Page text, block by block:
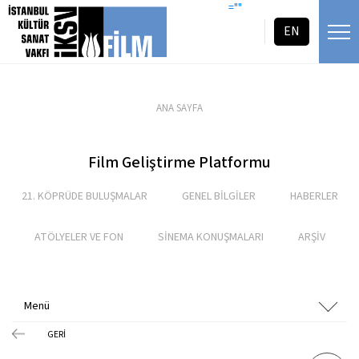
icerigi atla =""
EN
ANA SAYFA
Film Geliştirme Platformu
21. KÖPRÜDE BULUŞMALAR GENEL BİLGİLER HABERLER
ATÖLYELER VE FON SİNEMA KONUŞMALARI ARŞİV
Menü
GERİ